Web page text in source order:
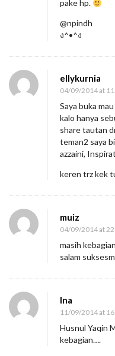
pake hp.
@npindh
ง^•^ง
ellykurnia
04/09/2014 at
Saya buka
kalo hanya
share tautan
teman2 saya
azzaini,
keren trz kek
muiz
04/09/2014 at
masih
salam
Ina
11/09/2014 at
Husnul Yaqin
kebagian….